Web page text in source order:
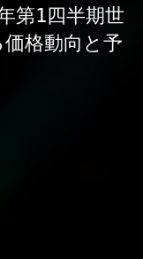
第1四半期世
格動向と予